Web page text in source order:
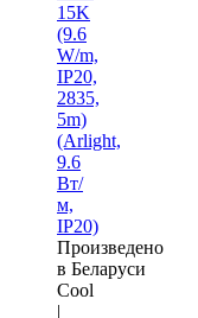
15K
(9.6
W/m,
IP20,
2835,
5m)
(Arlight,
9.6
Вт/
м,
IP20)
Произведено
в Беларуси
Cool
|